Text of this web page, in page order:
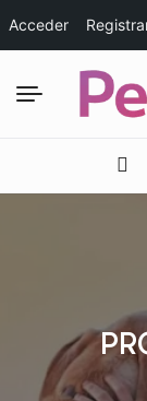
Acceder